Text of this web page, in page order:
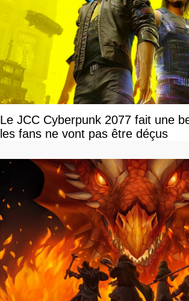
Le JCC Cyberpunk 2077 fait une
les fans ne vont pas être déçus